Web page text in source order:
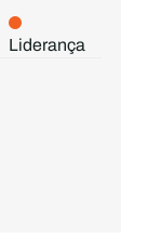
Liderança